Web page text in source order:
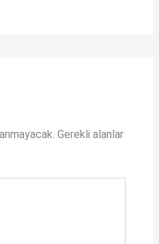
Gerekli alanlar